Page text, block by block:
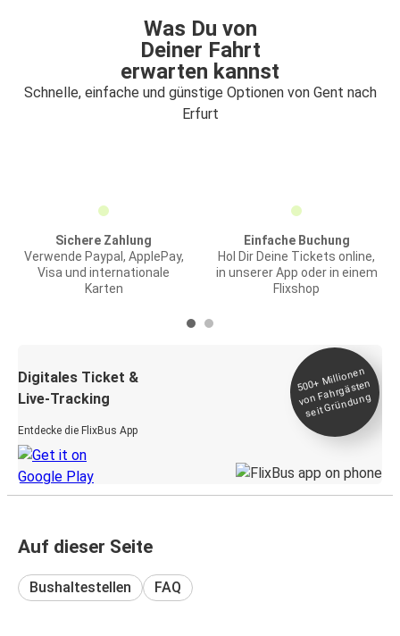
Was Du von
Deiner Fahrt
erwarten kannst
Schnelle, einfache und günstige Optionen von Gent nach
Erfurt
Sichere Zahlung
Verwende Paypal, ApplePay,
Visa und internationale
Karten
Einfache Buchung
Hol Dir Deine Tickets online,
in unserer App oder in einem
Flixshop
Digitales Ticket &
Live-Tracking
Entdecke die FlixBus App
500+
Millionen
von Fahrgästen
seit
Gründung
Auf dieser Seite
Bushaltestellen FAQ